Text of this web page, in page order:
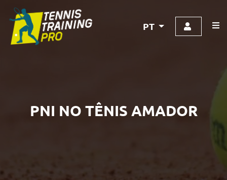
PT
PNI NO TÊNIS AMADOR